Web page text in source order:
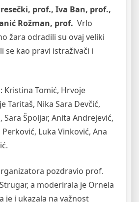
prof., Iva Ban, prof.,
Rožman, prof. Vrlo
žara odradili su ovaj veliki
se kao pravi istraživači i
Kristina Tomić, Hrvoje
Taritaš, Nika Sara Devčić,
Špoljar, Anita Andrejević,
Perković, Luka Vinković, Ana
pozdravio prof.
a moderirala je Ornela
je i ukazala na važnost